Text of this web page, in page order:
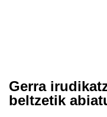
Gerra
beltzetik